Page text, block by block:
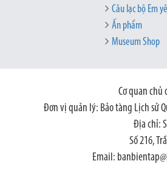
Câu lạc bộ Em
Ấn phẩm
Museum Shop
Cơ quan chủ
Đơn vị quản lý: Bảo tàng Lịch sử
Địa chỉ:
Số 216,
Email: